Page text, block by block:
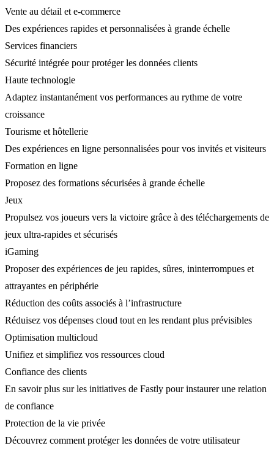
Vente au détail et e-commerce
Des expériences rapides et personnalisées à grande échelle
Services financiers
Sécurité intégrée pour protéger les données clients
Haute technologie
Adaptez instantanément vos performances au rythme de votre
croissance
Tourisme et hôtellerie
Des expériences en ligne personnalisées pour vos invités et visiteurs
Formation en ligne
Proposez des formations sécurisées à grande échelle
Jeux
Propulsez vos joueurs vers la victoire grâce à des téléchargements de
jeux ultra-rapides et sécurisés
iGaming
Proposer des expériences de jeu rapides, sûres, ininterrompues et
attrayantes en périphérie
Réduction des coûts associés à l’infrastructure
Réduisez vos dépenses cloud tout en les rendant plus prévisibles
Optimisation multicloud
Unifiez et simplifiez vos ressources cloud
Confiance des clients
En savoir plus sur les initiatives de Fastly pour instaurer une relation
de confiance
Protection de la vie privée
Découvrez comment protéger les données de votre utilisateur